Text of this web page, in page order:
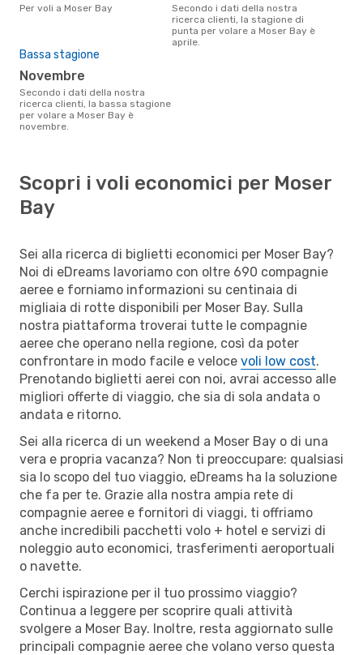
Per voli a Moser Bay
Secondo i dati della nostra
ricerca clienti, la stagione di
punta per volare a Moser Bay è
aprile.
Bassa stagione
novembre
Secondo i dati della nostra
ricerca clienti, la bassa stagione
per volare a Moser Bay è
novembre.
Scopri i voli economici per Moser
Bay
Sei alla ricerca di biglietti economici per Moser Bay?
Noi di eDreams lavoriamo con oltre 690 compagnie
aeree e forniamo informazioni su centinaia di
migliaia di rotte disponibili per Moser Bay. Sulla
nostra piattaforma troverai tutte le compagnie
aeree che operano nella regione, così da poter
confrontare in modo facile e veloce voli low cost.
Prenotando biglietti aerei con noi, avrai accesso alle
migliori offerte di viaggio, che sia di sola andata o
andata e ritorno.
Sei alla ricerca di un weekend a Moser Bay o di una
vera e propria vacanza? Non ti preoccupare: qualsiasi
sia lo scopo del tuo viaggio, eDreams ha la soluzione
che fa per te. Grazie alla nostra ampia rete di
compagnie aeree e fornitori di viaggi, ti offriamo
anche incredibili pacchetti volo + hotel e servizi di
noleggio auto economici, trasferimenti aeroportuali
o navette.
Cerchi ispirazione per il tuo prossimo viaggio?
Continua a leggere per scoprire quali attività
svolgere a Moser Bay. Inoltre, resta aggiornato sulle
principali compagnie aeree che volano verso questa